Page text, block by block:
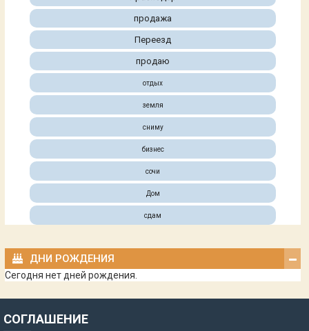
продажа
Переезд
продаю
отдых
земля
сниму
бизнес
сочи
Дом
сдам
ДНИ РОЖДЕНИЯ
Сегодня нет дней рождения.
СОГЛАШЕНИЕ